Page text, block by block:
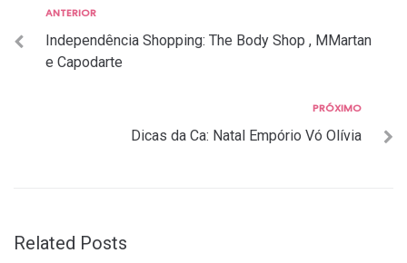
Navegação
de
Anterior
ANTERIOR
Independência Shopping: The Body Shop , MMartan
e Capodarte
PRÓXIMO
Dicas da Ca: Natal Empório Vó Olívia
Related Posts